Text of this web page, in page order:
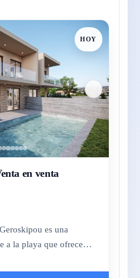
HOY
en venta
es una
a la playa que ofrece